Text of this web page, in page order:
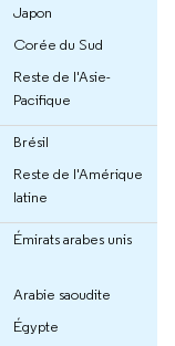
Japon
Corée du Sud
Reste de l'Asie-
Pacifique
Brésil
Reste de l'Amérique
latine
Émirats arabes unis
Arabie saoudite
Égypte